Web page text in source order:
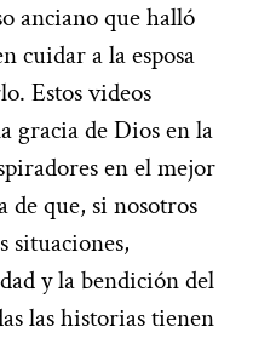
anciano que halló
cuidar a la esposa
Estos videos
gracia de Dios en la
en el mejor
de que, si nosotros
situaciones,
y la bendición del
las historias tienen